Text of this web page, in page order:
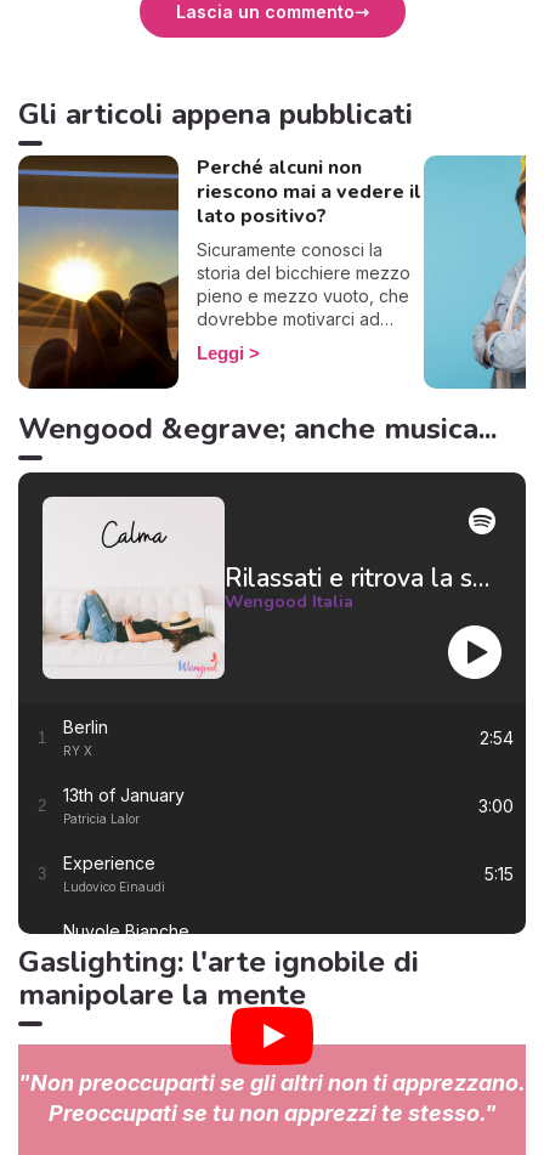
Lascia un commento
Gli articoli appena pubblicati
Perché alcuni non
riescono mai a vedere il
lato positivo?
Sicuramente conosci la
storia del bicchiere mezzo
pieno e mezzo vuoto, che
dovrebbe motivarci ad
essere ottimisti. Ecco, alcuni
questo famoso bicchiere lo
via. Insomma, basta con le
pensare positivo.
Leggi
Wengood &egrave; anche musica...
Rilassati e ritrova la serenità 😌
Wengood Italia
1 Berlin
RY X
2:54
2 13th of January
Patricia Lalor
3:00
3 Experience
Ludovico Einaudi
5:15
Nuvole Bianche
Ludovico Einaudi
5 Una Mattina
6
Ludovico Einaudi
6:50
Gaslighting: l'arte ignobile di
manipolare la mente
"Non preoccuparti se gli altri non ti apprezzano.
Preoccupati se tu non apprezzi te stesso."